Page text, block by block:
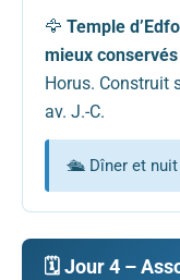
🦅 Temple
mieux conservés
Horus. Construit
av. J.-C.
🛳️ Dîner et nuit
🗓️ Jour 4 –